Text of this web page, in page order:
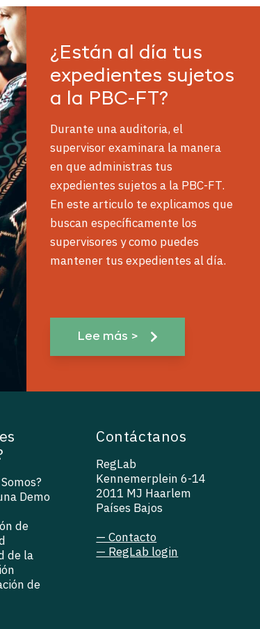
¿Están al día tus
expedientes sujetos
a la PBC-FT?
Durante una auditoria, el
supervisor examinara la manera
en que administras tus
expedientes sujetos a la PBC-FT.
En este articulo te explicamos que
buscan específicamente los
supervisores y como puedes
mantener tus expedientes al día.
Lee más >
Demo
de
de la
de
Contáctanos
RegLab
Kennemerplein 6-14
2011 MJ Haarlem
Países Bajos
— Contacto
— RegLab login